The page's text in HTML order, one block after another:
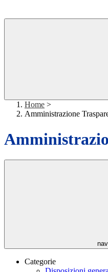
Home >
Amministrazione
Categorie